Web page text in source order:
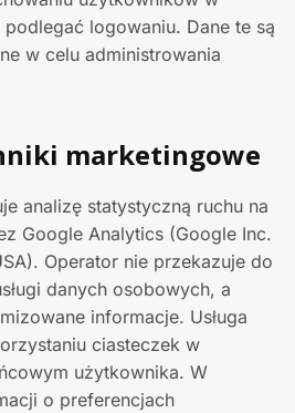
logowaniu. Dane te są
w celu administrowania
marketingowe
analizę statystyczną ruchu na
Google Analytics (Google Inc.
Operator nie przekazuje do
danych osobowych, a
informacje. Usługa
ciasteczek w
użytkownika. W
o preferencjach